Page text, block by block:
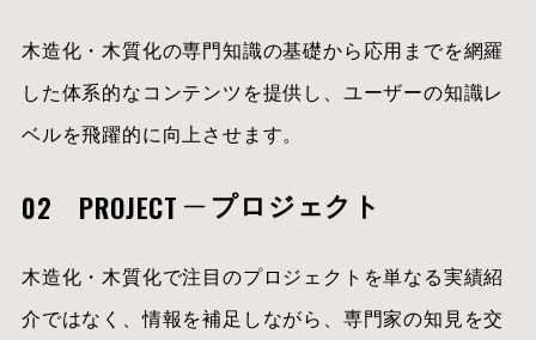
木造化・木質化の専門知識の基礎から応用までを網羅
した体系的なコンテンツを提供し、ユーザーの知識レ
ベルを飛躍的に向上させます。
02 PROJECT プロジェクト
木造化・木質化で注目のプロジェクトを単なる実績紹
介ではなく、情報を補足しながら、専門家の知見を交